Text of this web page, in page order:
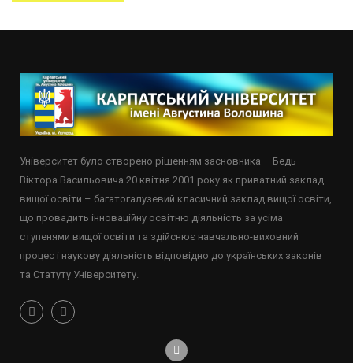
Університет було створено рішенням засновника – Бедь
Віктора Васильовича 20 квітня 2001 року як приватний заклад
вищої освіти – багатогалузевий класичний заклад вищої освіти,
що провадить інноваційну освітню діяльність за усіма
ступенями вищої освіти та здійснює навчально-виховний
процес і наукову діяльність відповідно до українських законів
та Статуту Університету.